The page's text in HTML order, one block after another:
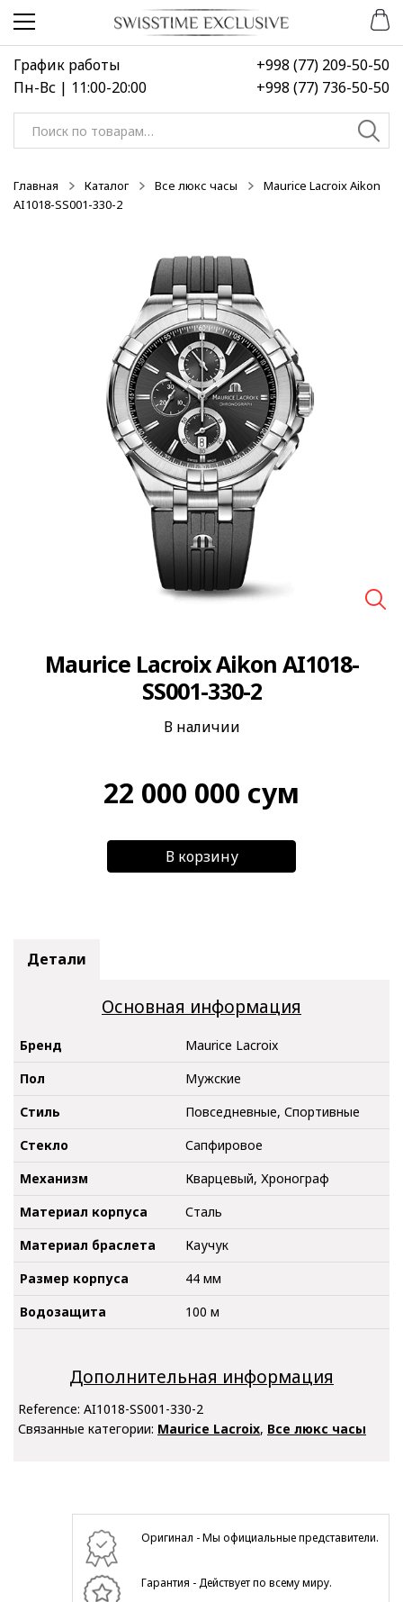
Перейти
навигации
Перейти
содержимому
График работы
Пн-Вс | 11:00-20:00
+998 (77) 209-50-50
+998 (77) 736-50-50
Искать:
Главная Каталог Все люкс часы
Maurice Lacroix Aikon
AI1018-SS001-330-2
Maurice Lacroix Aikon AI1018-
SS001-330-2
В наличии
22 000 000 сум
В корзину
Детали
Основная информация
Бренд
Maurice Lacroix
Пол
Мужские
Стиль
Повседневные, Спортивные
Стекло
Сапфировое
Механизм
Кварцевый, Хронограф
Материал корпуса
Сталь
Материал браслета
Каучук
Размер корпуса
44 мм
Водозащита
100 м
Дополнительная информация
Reference: AI1018-SS001-330-2
Связанные категории: Maurice Lacroix, Все люкс часы
Оригинал - Мы официальные представители.
Гарантия - Действует по всему миру.